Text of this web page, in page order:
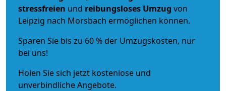
stressfreien und reibungsloses Umzug von
Leipzig nach Morsbach ermöglichen können.
Sparen Sie bis zu 60 % der Umzugskosten, nur
bei uns!
Holen Sie sich jetzt kostenlose und
unverbindliche Angebote.